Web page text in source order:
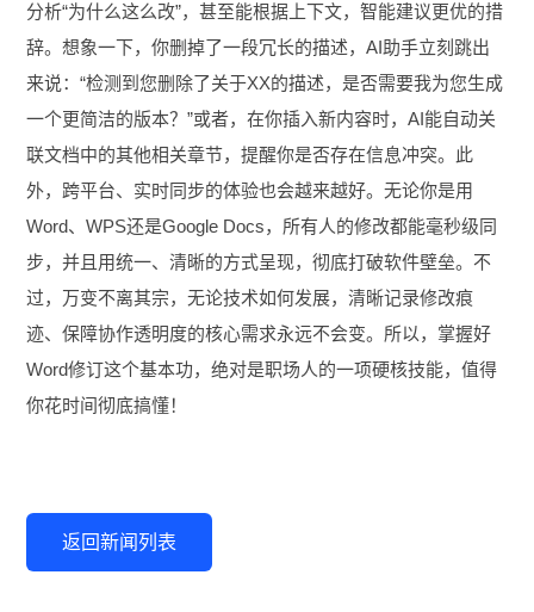
分析“为什么这么改”，甚至能根据上下文，智能建议更优的措
辞。想象一下，你删掉了一段冗长的描述，AI助手立刻跳出
来说：“检测到您删除了关于XX的描述，是否需要我为您生成
一个更简洁的版本？”或者，在你插入新内容时，AI能自动关
联文档中的其他相关章节，提醒你是否存在信息冲突。此
外，跨平台、实时同步的体验也会越来越好。无论你是用
Word、WPS还是Google Docs，所有人的修改都能毫秒级同
步，并且用统一、清晰的方式呈现，彻底打破软件壁垒。不
过，万变不离其宗，无论技术如何发展，清晰记录修改痕
迹、保障协作透明度的核心需求永远不会变。所以，掌握好
Word修订这个基本功，绝对是职场人的一项硬核技能，值得
你花时间彻底搞懂！
返回新闻列表